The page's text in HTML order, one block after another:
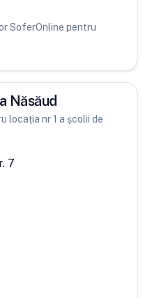
SoferOnline pentru
Năsăud
locația nr 1 a școlii de
7